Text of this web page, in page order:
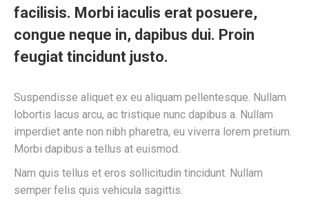
facilisis. Morbi iaculis erat posuere,
congue neque in, dapibus dui. Proin
feugiat tincidunt justo.
Suspendisse aliquet ex eu aliquam pellentesque. Nullam
lobortis lacus arcu, ac tristique nunc dapibus a. Nullam
imperdiet ante non nibh pharetra, eu viverra lorem pretium.
Morbi dapibus a tellus at euismod.
Nam quis tellus et eros sollicitudin tincidunt. Nullam
semper felis quis vehicula sagittis.